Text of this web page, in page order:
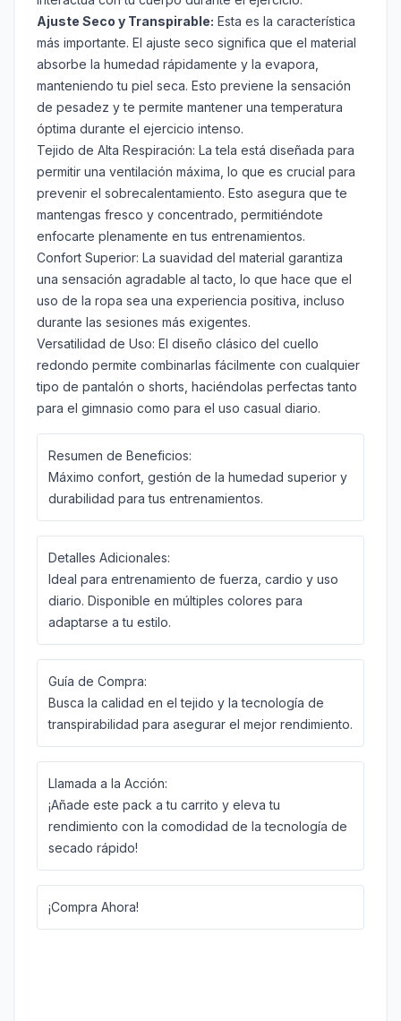
Ajuste Seco y Transpirable: Esta es la característica
más importante. El ajuste seco significa que el material
absorbe la humedad rápidamente y la evapora,
manteniendo tu piel seca. Esto previene la sensación
de pesadez y te permite mantener una temperatura
óptima durante el ejercicio intenso.
Tejido de Alta Respiración: La tela está diseñada para
permitir una ventilación máxima, lo que es crucial para
prevenir el sobrecalentamiento. Esto asegura que te
mantengas fresco y concentrado, permitiéndote
enfocarte plenamente en tus entrenamientos.
Confort Superior: La suavidad del material garantiza
una sensación agradable al tacto, lo que hace que el
uso de la ropa sea una experiencia positiva, incluso
durante las sesiones más exigentes.
Versatilidad de Uso: El diseño clásico del cuello
redondo permite combinarlas fácilmente con cualquier
tipo de pantalón o shorts, haciéndolas perfectas tanto
para el gimnasio como para el uso casual diario.
Resumen de Beneficios:
Máximo confort, gestión de la humedad superior y
durabilidad para tus entrenamientos.
Detalles Adicionales:
Ideal para entrenamiento de fuerza, cardio y uso
diario. Disponible en múltiples colores para
adaptarse a tu estilo.
Guía de Compra:
Busca la calidad en el tejido y la tecnología de
transpirabilidad para asegurar el mejor rendimiento.
Llamada a la Acción:
¡Añade este pack a tu carrito y eleva tu
rendimiento con la comodidad de la tecnología de
secado rápido!
¡Compra Ahora!